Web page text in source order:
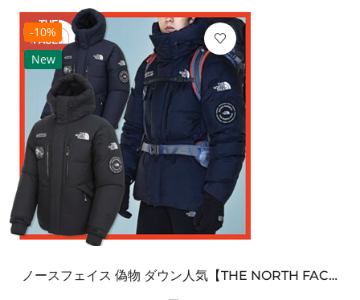
-10%
New
ノースフェイス 偽物 ダウン人気【THE NORTH FACE】M'S 7 SUMMIT HIM...